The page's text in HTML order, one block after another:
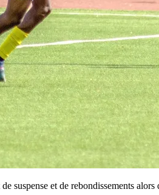
et de rebondissements